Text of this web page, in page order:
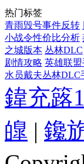
热门标签
青雨毁号事件反转
小战令性价比分析
之城版本 丛林DLC
剧情攻略 英雄联
水员戴夫丛林DLC
鍏充簬
皥 | 鑱